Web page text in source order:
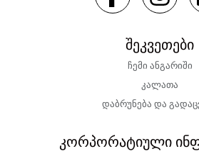
შეკვეთები
ჩემი ანგარიში
კალათა
დაბრუნება და
კორპორატიული